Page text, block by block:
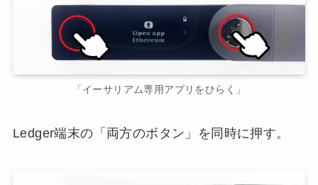
「イーサリアム専用アプリをひらく」
Ledger端末の「両方のボタン」を同時に押す。